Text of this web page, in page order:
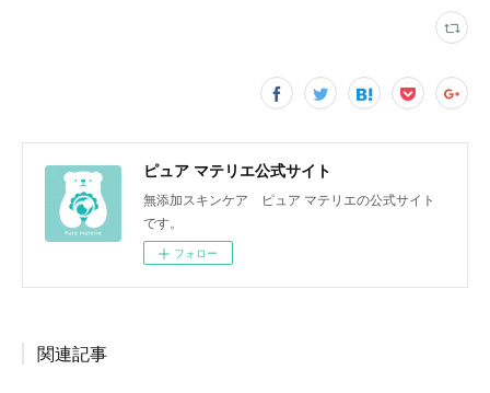
ピュア マテリエ公式サイト
無添加スキンケア ピュア マテリエの公式サイト
です。
フォロー
関連記事